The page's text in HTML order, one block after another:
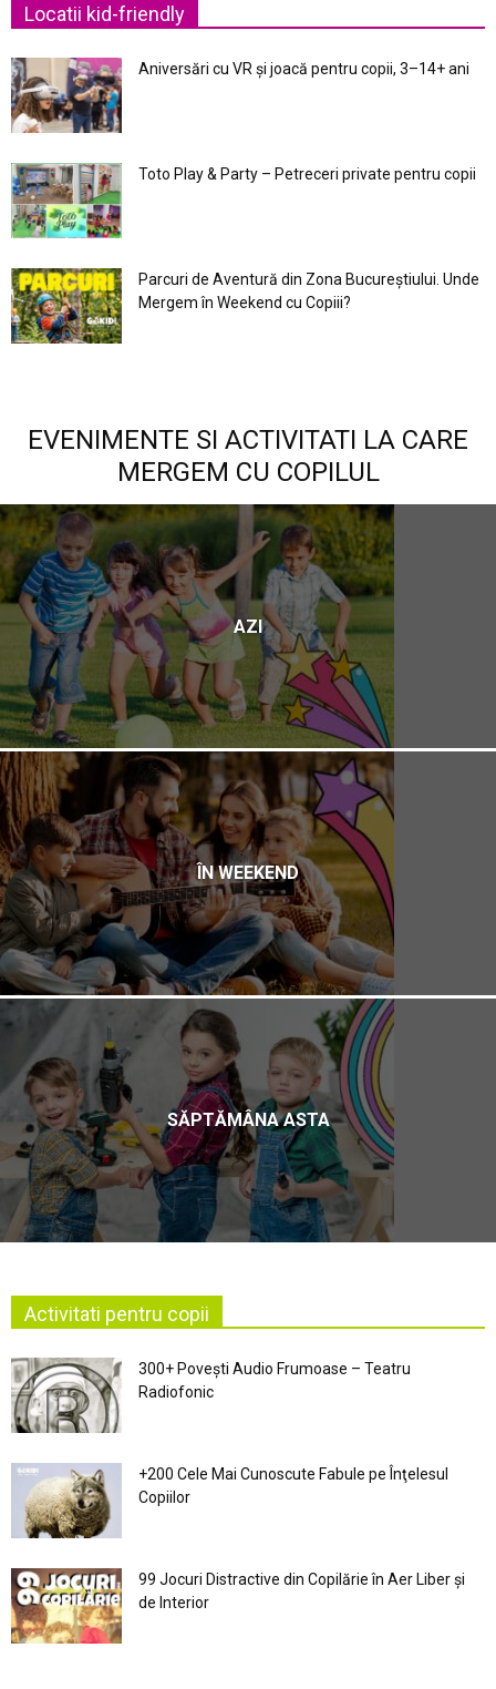
Locatii kid-friendly
Aniversări cu VR și joacă pentru copii, 3–14+ ani
Toto Play & Party – Petreceri private pentru copii
Parcuri de Aventură din Zona Bucureştiului. Unde
Mergem în Weekend cu Copiii?
EVENIMENTE SI ACTIVITATI LA CARE
MERGEM CU COPILUL
AZI
ÎN WEEKEND
SĂPTĂMÂNA ASTA
Activitati pentru copii
300+ Povești Audio Frumoase – Teatru
Radiofonic
+200 Cele Mai Cunoscute Fabule pe Înţelesul
Copiilor
99 Jocuri Distractive din Copilărie în Aer Liber şi
de Interior